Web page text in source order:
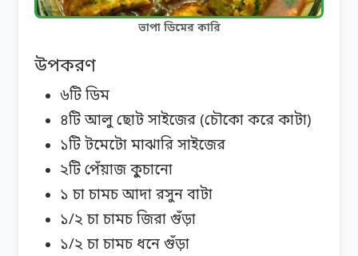
ভাপা ডিমের কারি
উপকরণ
৬টি ডিম
৪টি আলু ছোট সাইজের (চৌকো করে কাটা)
১টি টমেটো মাঝারি সাইজের
২টি পেঁয়াজ কুুচানো
১ চা চামচ আদা রসুন বাটা
১/২ চা চামচ জিরা গুঁড়া
১/২ চা চামচ ধনে গুঁড়া